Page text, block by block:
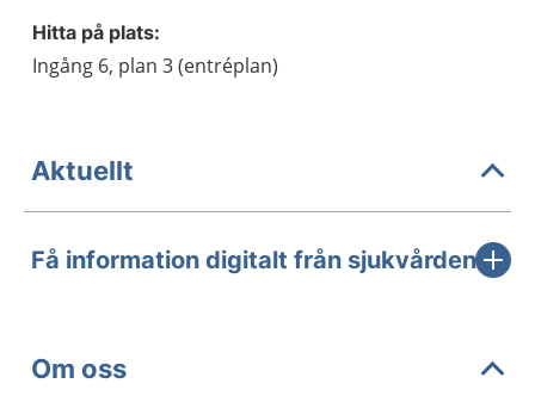
Hitta på plats:
Ingång 6, plan 3 (entréplan)
Aktuellt
Få information digitalt från sjukvården
Om oss